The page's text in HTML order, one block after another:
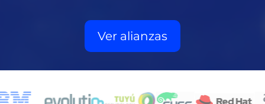
Ver alianzas